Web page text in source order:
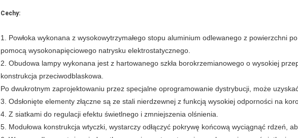
Cechy:
1. Powłoka wykonana z wysokowytrzymałego stopu aluminium odlewanego z powierzchni
pomocą wysokonapięciowego natrysku elektrostatycznego.
2. Obudowa lampy wykonana jest z hartowanego szkła borokrzemianowego o wysokiej
konstrukcja przeciwodblaskowa.
Po dwukrotnym zaprojektowaniu przez specjalne oprogramowanie dystrybucji, może
3. Odsłonięte elementy złączne są ze stali nierdzewnej z funkcją wysokiej odporności na
4. Z siatkami do regulacji efektu świetlnego i zmniejszenia olśnienia.
5. Modułowa konstrukcja wtyczki, wystarczy odłączyć pokrywę końcową wyciągnąć rdzeń,